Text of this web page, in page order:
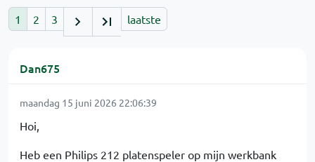
1 2 3 laatste
Dan675
maandag 15 juni 2026 22:06:39
Hoi,
Heb een Philips 212 platenspeler op mijn werkbank